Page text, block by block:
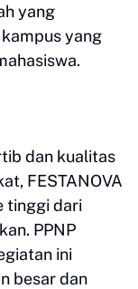
yang
yang
dan kualitas
FESTANOVA
tinggi dari
PPNP
ini
besar dan